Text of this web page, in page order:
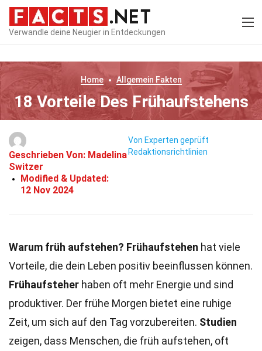
Verwandle deine Neugier in Entdeckungen
Home Allgemein Fakten
18 Vorteile Des Frühaufstehens
Geschrieben Von: Madelina
Switzer
Modified & Updated:
12 Nov 2024
Von Experten geprüft
Redaktionsrichtlinien
Warum früh aufstehen? Frühaufstehen hat viele
Vorteile, die dein Leben positiv beeinflussen können.
Frühaufsteher haben oft mehr Energie und sind
produktiver. Der frühe Morgen bietet eine ruhige
Zeit, um sich auf den Tag vorzubereiten. Studien
zeigen, dass Menschen, die früh aufstehen, oft